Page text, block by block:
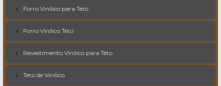
Forro Vinílico para Teto
Forro Vinílico Teto
Revestimento Vinílico para Teto
Teto de Vinílico